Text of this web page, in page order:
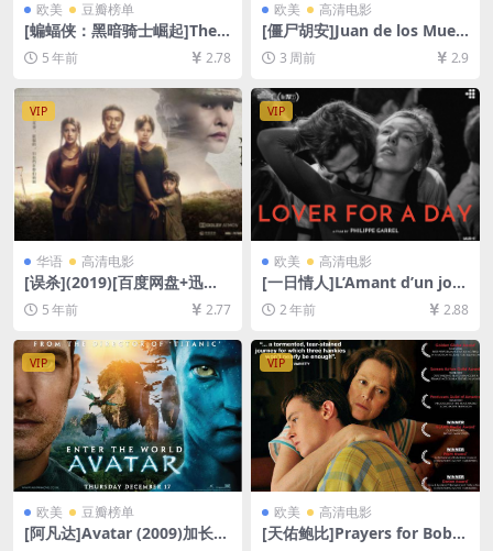
欧美 豆瓣榜单
[蝙蝠侠：黑暗骑士崛起]The
Dark Knight Rises (2012)[百
度网盘+迅雷云盘资源1080P
超清未删减][MP4/10GB][中
英字幕]
5 年前 2.78
欧美 高清电影
[僵尸胡安]Juan de los Muert
os (2011)[百度网盘+夸克网盘
1080P超清未删减资源][网盘
在线播放/下载][MP4/6.6GB]
[中文字幕]
3 周前 2.9
VIP
华语 高清电影
[误杀](2019)[百度网盘+迅雷
云盘资源1080P超清未删减]
[MP4/7.4GB][原声中字]
5 年前 2.77
VIP
欧美 高清电影
[一日情人]L’Amant d’un jour
(2017)[百度网盘+夸克网盘10
80P超清未删减资源][网盘在
文字幕]
2 年前 2.88
VIP
欧美 豆瓣榜单
[阿凡达]Avatar (2009)加长版
VIP
欧美 高清电影
[天佑鲍比]Prayers for Bobb